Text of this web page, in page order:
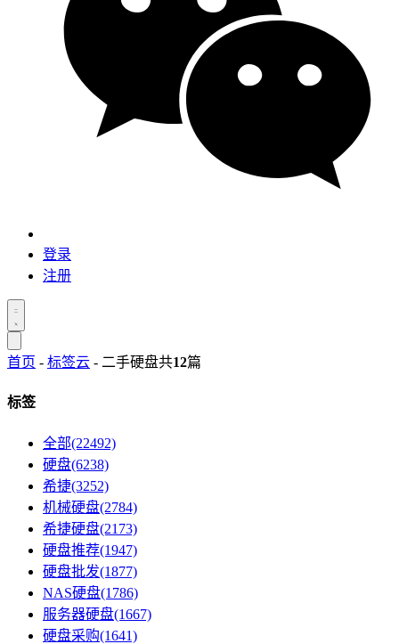
登录
注册
首页 - 标签云 - 二手硬盘共12篇
标签
全部(22492)
硬盘(6238)
希捷(3252)
机械硬盘(2784)
希捷硬盘(2173)
硬盘推荐(1947)
硬盘批发(1877)
NAS硬盘(1786)
服务器硬盘(1667)
硬盘采购(1641)